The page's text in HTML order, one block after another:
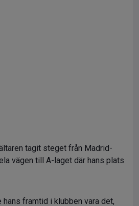
tagit steget från Madrid-
vägen till A-laget där hans plats
framtid i klubben vara det,